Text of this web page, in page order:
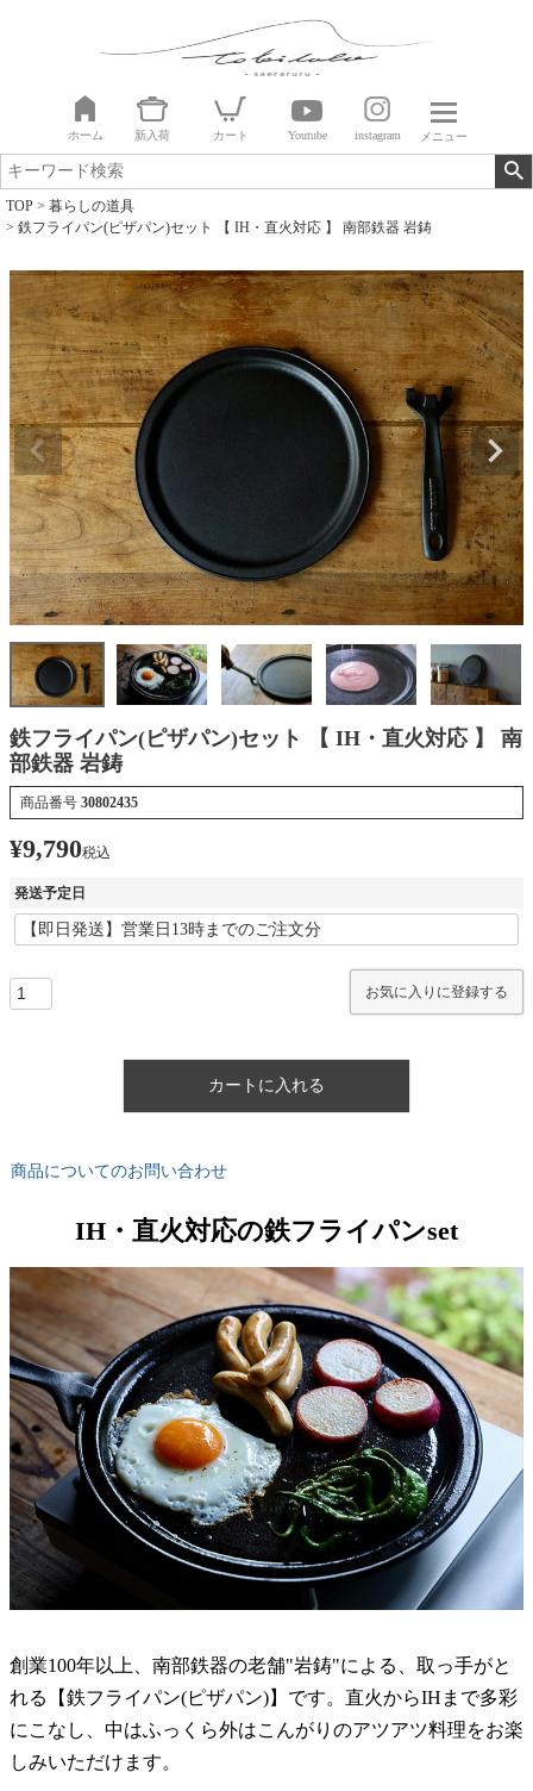
ホーム 新入荷 カート Youtube instagram メニュー
TOP
暮らしの道具
鉄フライパン(ピザパン)セット 【 IH・直火対応 】 南部鉄器 岩鋳
鉄フライパン(ピザパン)セット 【 IH・直火対応 】 南
部鉄器 岩鋳
商品番号 30802435
¥9,790税込
発送予定日
お気に入りに登録する
カートに入れる
商品についてのお問い合わせ
IH・直火対応の鉄フライパンset
創業100年以上、南部鉄器の老舗"岩鋳"による、取っ手がと
れる【鉄フライパン(ピザパン)】です。直火からIHまで多彩
にこなし、中はふっくら外はこんがりのアツアツ料理をお楽
しみいただけます。